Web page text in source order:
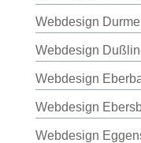
Webdesign
Webdesign
Webdesign
Webdesign
Webdesign